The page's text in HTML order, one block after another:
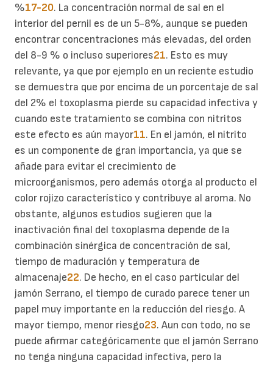
%17-20. La concentración normal de sal en el
interior del pernil es de un 5-8%, aunque se pueden
encontrar concentraciones más elevadas, del orden
del 8-9 % o incluso superiores21. Esto es muy
relevante, ya que por ejemplo en un reciente estudio
se demuestra que por encima de un porcentaje de sal
del 2% el toxoplasma pierde su capacidad infectiva y
cuando este tratamiento se combina con nitritos
este efecto es aún mayor11. En el jamón, el nitrito
es un componente de gran importancia, ya que se
añade para evitar el crecimiento de
microorganismos, pero además otorga al producto el
color rojizo característico y contribuye al aroma. No
obstante, algunos estudios sugieren que la
inactivación final del toxoplasma depende de la
combinación sinérgica de concentración de sal,
tiempo de maduración y temperatura de
almacenaje22. De hecho, en el caso particular del
jamón Serrano, el tiempo de curado parece tener un
papel muy importante en la reducción del riesgo. A
mayor tiempo, menor riesgo23. Aun con todo, no se
puede afirmar categóricamente que el jamón Serrano
no tenga ninguna capacidad infectiva, pero la